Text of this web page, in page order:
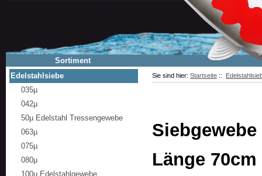
Sie sind hier: Startseite ::
Länge 70cm
Sortiment
Edelstahlsiebe
035µ
042µ
50µ Edelstahl Tressengewebe
063µ
075µ
080µ
100µ Edelstahlgewebe